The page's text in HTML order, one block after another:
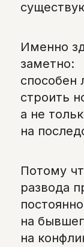
Именно
заметно:
способен
строить
а не
на
Потому
развода
на
на